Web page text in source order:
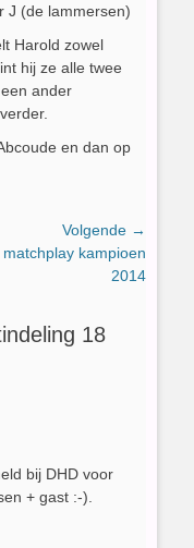
J (de lammersen)
Harold zowel
hij ze alle twee
ander
en dan op
Volgende →
matchplay kampioen
2014
18
bij DHD voor
+ gast :-).